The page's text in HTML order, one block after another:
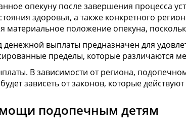
опекуну после завершения процесса
здоровья, а также конкретного
материальное положение опекуна,
выплаты предназначен для
пределы, которые различаются
В зависимости от региона,
зависеть от законов, которые
подопечным детям